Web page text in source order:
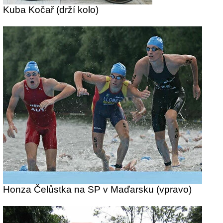
Kuba Kočař (drží kolo)
Honza Čelůstka na SP v Maďarsku (vpravo)